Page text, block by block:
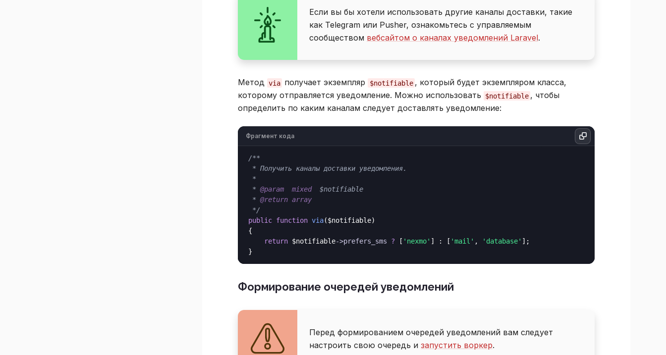
Если вы бы хотели использовать другие каналы доставки, такие
как Telegram или Pusher, ознакомьтесь с управляемым
сообществом вебсайтом о каналах уведомлений Laravel.
Метод via получает экземпляр $notifiable , который будет экземпляром класса,
которому отправляется уведомление. Можно использовать
$notifiable , чтобы
определить по каким каналам следует доставлять уведомление:
Фрагмент кода
/**
* Получить каналы доставки уведомления.
*
* @param mixed
  $notifiable
* @return array
*/
public function via($notifiable)
{
return $notifiable->prefers_sms ? [ 'nexmo' ] : [ 'mail' , 'database' ];
Формирование очередей уведомлений
Перед формированием очередей уведомлений вам следует
настроить свою очередь и запустить воркер.